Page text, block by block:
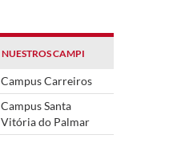
NUESTROS CAMPI
Campus Carreiros
Campus Santa
Vitória do Palmar